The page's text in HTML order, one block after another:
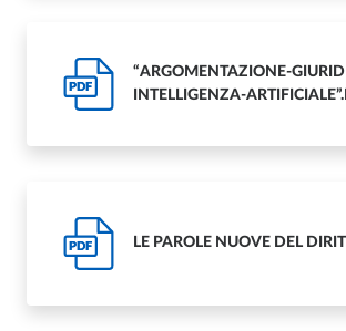
PDF
“ARGOMENTAZIONE-
INTELLIGENZA-
PDF LE PAROLE NUOVE DEL